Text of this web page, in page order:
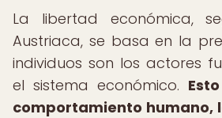
La libertad económica,
Austriaca, se basa en la
individuos son los actores
el sistema económico.
comportamiento humano,